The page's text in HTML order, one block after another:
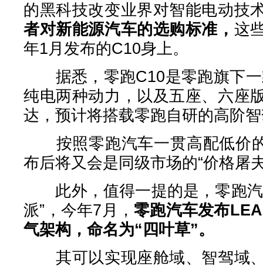
的黑科技改变业界对智能电动技
者对新能源汽车的选购标准， 这
年1月发布的C10身上。
据悉，零跑C10是零跑旗下一
纯电两种动力，以及五座、六座
达，预计将搭载零跑自研的高阶
按照零跑汽车一贯高配低价
布后将又会是同级市场的“价格屠
此外，值得一提的是，零跑汽
派”，今年7月，零跑汽车发布
气架构，命名为“四叶草”。
其可以实现座舱域、智驾域